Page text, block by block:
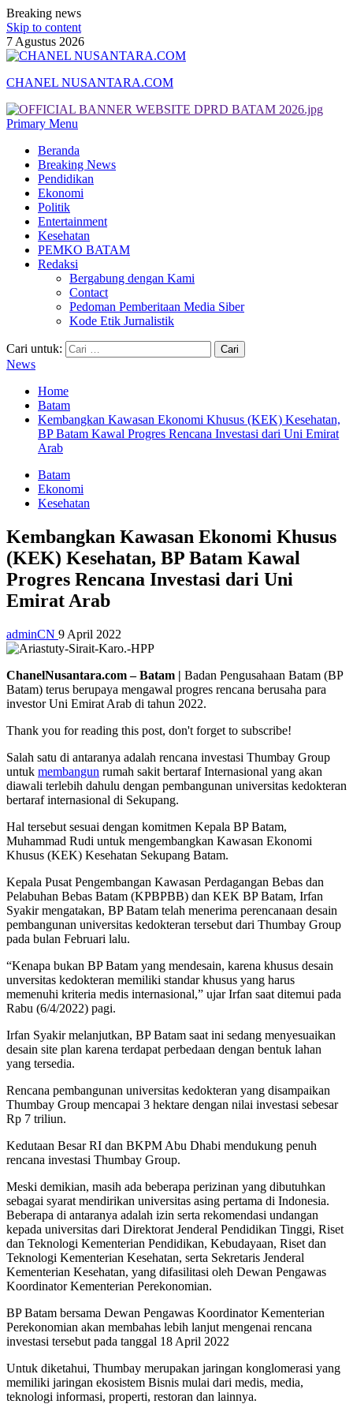
Breaking news
Skip to content
7 Agustus 2026
CHANEL NUSANTARA.COM
Primary Menu
Beranda
Breaking News
Pendidikan
Ekonomi
Politik
Entertainment
Kesehatan
PEMKO BATAM
Redaksi
Bergabung dengan Kami
Contact
Pedoman Pemberitaan Media Siber
Kode Etik Jurnalistik
Cari untuk:
News
Home
Batam
Kembangkan Kawasan Ekonomi Khusus (KEK) Kesehatan,
BP Batam Kawal Progres Rencana Investasi dari Uni Emirat
Arab
Batam
Ekonomi
Kesehatan
Kembangkan Kawasan Ekonomi Khusus
(KEK) Kesehatan, BP Batam Kawal
Progres Rencana Investasi dari Uni
Emirat Arab
adminCN 9 April 2022
ChanelNusantara.com – Batam | Badan Pengusahaan Batam (BP
Batam) terus berupaya mengawal progres rencana berusaha para
investor Uni Emirat Arab di tahun 2022.
Thank you for reading this post, don't forget to subscribe!
Salah satu di antaranya adalah rencana investasi Thumbay Group
untuk membangun rumah sakit bertaraf Internasional yang akan
diawali terlebih dahulu dengan pembangunan universitas kedokteran
bertaraf internasional di Sekupang.
Hal tersebut sesuai dengan komitmen Kepala BP Batam,
Muhammad Rudi untuk mengembangkan Kawasan Ekonomi
Khusus (KEK) Kesehatan Sekupang Batam.
Kepala Pusat Pengembangan Kawasan Perdagangan Bebas dan
Pelabuhan Bebas Batam (KPBPBB) dan KEK BP Batam, Irfan
Syakir mengatakan, BP Batam telah menerima perencanaan desain
pembangunan universitas kedokteran tersebut dari Thumbay Group
pada bulan Februari lalu.
“Kenapa bukan BP Batam yang mendesain, karena khusus desain
unversitas kedokteran memiliki standar khusus yang harus
memenuhi kriteria medis internasional,” ujar Irfan saat ditemui pada
Rabu (6/4/2022) pagi.
Irfan Syakir melanjutkan, BP Batam saat ini sedang menyesuaikan
desain site plan karena terdapat perbedaan dengan bentuk lahan
yang tersedia.
Rencana pembangunan universitas kedokteran yang disampaikan
Thumbay Group mencapai 3 hektare dengan nilai investasi sebesar
Rp 7 triliun.
Kedutaan Besar RI dan BKPM Abu Dhabi mendukung penuh
rencana investasi Thumbay Group.
Meski demikian, masih ada beberapa perizinan yang dibutuhkan
sebagai syarat mendirikan universitas asing pertama di Indonesia.
Beberapa di antaranya adalah izin serta rekomendasi undangan
kepada universitas dari Direktorat Jenderal Pendidikan Tinggi, Riset
dan Teknologi Kementerian Pendidikan, Kebudayaan, Riset dan
Teknologi Kementerian Kesehatan, serta Sekretaris Jenderal
Kementerian Kesehatan, yang difasilitasi oleh Dewan Pengawas
Koordinator Kementerian Perekonomian.
BP Batam bersama Dewan Pengawas Koordinator Kementerian
Perekonomian akan membahas lebih lanjut mengenai rencana
investasi tersebut pada tanggal 18 April 2022
Untuk diketahui, Thumbay merupakan jaringan konglomerasi yang
memiliki jaringan ekosistem Bisnis mulai dari medis, media,
teknologi informasi, properti, restoran dan lainnya.